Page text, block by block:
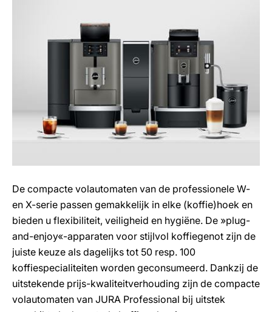
De compacte volautomaten van de professionele W-
en X-serie passen gemakkelijk in elke (koffie)hoek en
bieden u flexibiliteit, veiligheid en hygiëne. De »plug-
and-enjoy«-apparaten voor stijlvol koffiegenot zijn de
juiste keuze als dagelijks tot 50 resp. 100
koffiespecialiteiten worden geconsumeerd. Dankzij de
uitstekende prijs-kwaliteitverhouding zijn de compacte
volautomaten van JURA Professional bij uitstek